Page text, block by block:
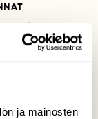
ja mainosten